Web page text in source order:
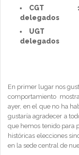
CGT
delegados
UGT
delegados
En primer lugar nos
comportamiento
ayer, en el que no ha
gustaría agradecer a
que hemos tenido para
históricas elecciones
en la sede central de